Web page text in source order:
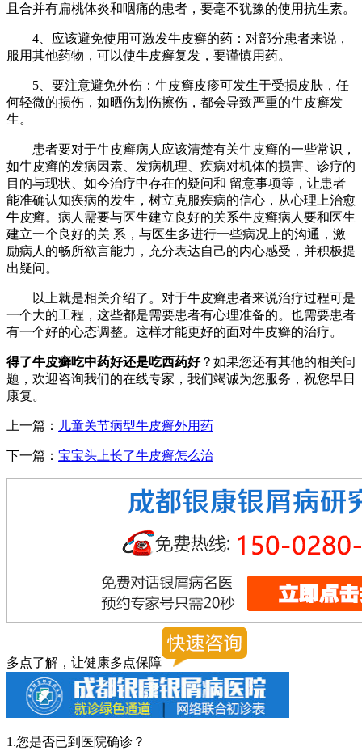
且合并有扁桃体炎和咽痛的患者，要毫不犹豫的使用抗生素。
4、应该避免使用可激发牛皮癣的药：对部分患者来说，
服用其他药物，可以使牛皮癣复发，要谨慎用药。
5、要注意避免外伤：牛皮癣皮疹可发生于受损皮肤，任
何轻微的损伤，如晒伤划伤擦伤，都会导致严重的牛皮癣发
生。
患者要对于牛皮癣病人应该清楚有关牛皮癣的一些常识，
如牛皮癣的发病因素、发病机理、疾病对机体的损害、诊疗的
目的与现状、如今治疗中存在的疑问和 留意事项等，让患者
能准确认知疾病的发生，树立克服疾病的信心，从心理上治愈
牛皮癣。病人需要与医生建立良好的关系牛皮癣病人要和医生
建立一个良好的关 系，与医生多进行一些病况上的沟通，激
励病人的畅所欲言能力，充分表达自己的内心感受，并积极提
出疑问。
以上就是相关介绍了。对于牛皮癣患者来说治疗过程可是
一个大的工程，这些都是需要患者有心理准备的。也需要患者
有一个好的心态调整。这样才能更好的面对牛皮癣的治疗。
得了牛皮癣吃中药好还是吃西药好？如果您还有其他的相关问
题，欢迎咨询我们的在线专家，我们竭诚为您服务，祝您早日
康复。
上一篇： 儿童关节病型牛皮癣外用药
下一篇： 宝宝头上长了牛皮癣怎么治
多点了解，让健康多点保障
1.您是否已到医院确诊？